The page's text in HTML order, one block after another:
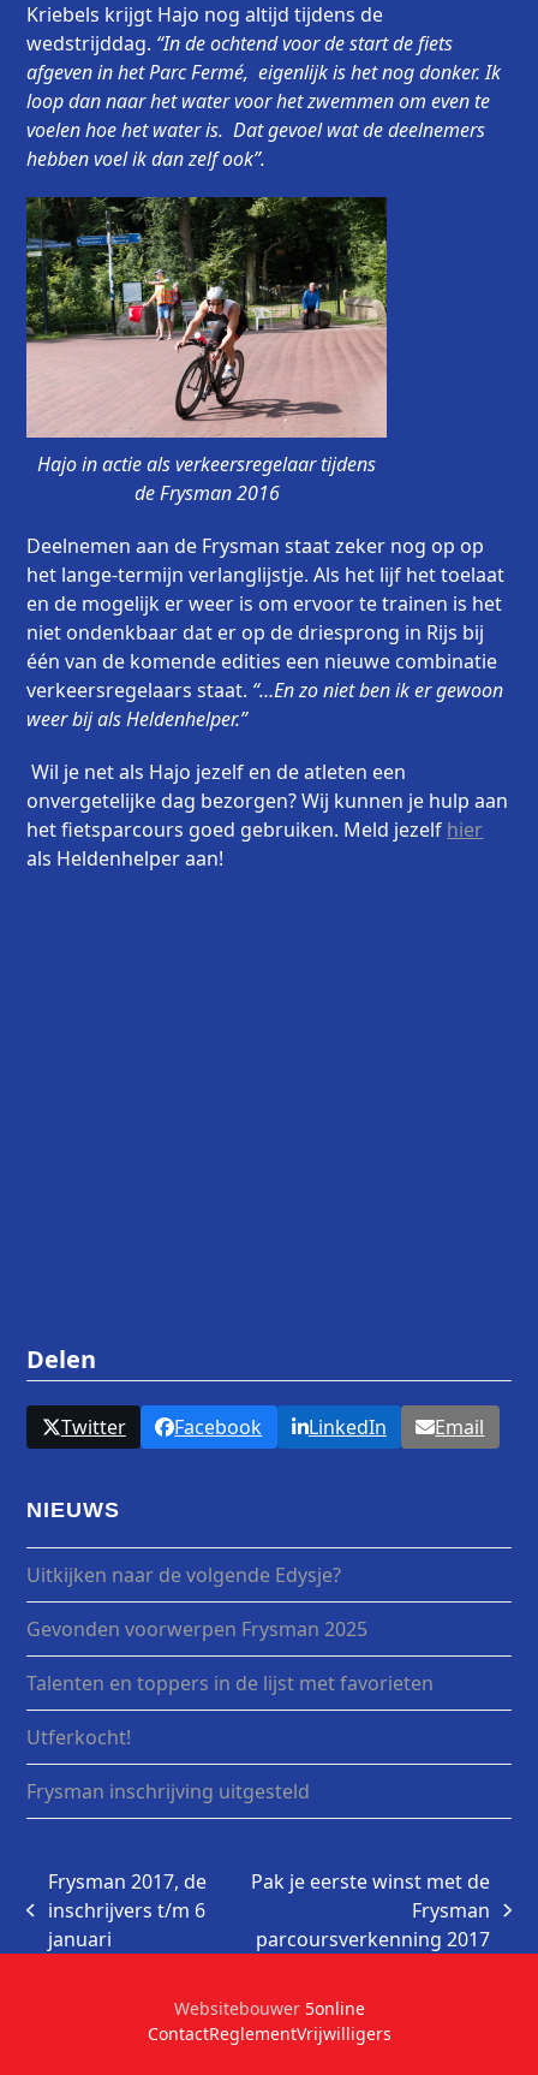
Kriebels krijgt Hajo nog altijd tijdens de
wedstrijddag. “In de ochtend voor de start de fiets
afgeven in het Parc Fermé, eigenlijk is het nog donker. Ik
loop dan naar het water voor het zwemmen om even te
voelen hoe het water is. Dat gevoel wat de deelnemers
hebben voel ik dan zelf ook”.
Hajo in actie als verkeersregelaar tijdens
de Frysman 2016
Deelnemen aan de Frysman staat zeker nog op op
het lange-termijn verlanglijstje. Als het lijf het toelaat
en de mogelijk er weer is om ervoor te trainen is het
niet ondenkbaar dat er op de driesprong in Rijs bij
één van de komende edities een nieuwe combinatie
verkeersregelaars staat. “…En zo niet ben ik er gewoon
weer bij als Heldenhelper.”
Wil je net als Hajo jezelf en de atleten een
onvergetelijke dag bezorgen? Wij kunnen je hulp aan
het fietsparcours goed gebruiken. Meld jezelf hier
als Heldenhelper aan!
Delen
Twitter Facebook LinkedIn Email
NIEUWS
Uitkijken naar de volgende Edysje?
Gevonden voorwerpen Frysman 2025
Talenten en toppers in de lijst met favorieten
Utferkocht!
Frysman inschrijving uitgesteld
previous
post:
Frysman 2017, de
inschrijvers t/m 6
januari
post:
Pak je eerste winst met de
Frysman
parcoursverkenning 2017
Websitebouwer 5online
ContactReglementVrijwilligers